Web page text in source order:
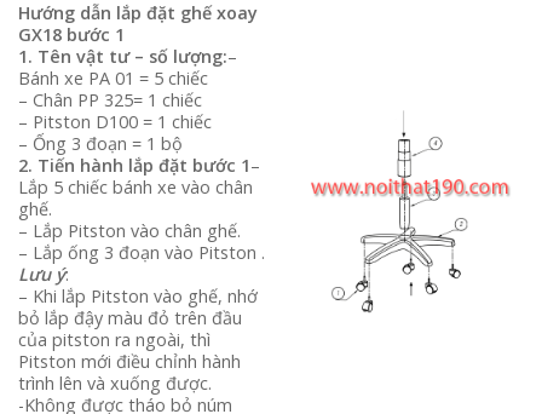
Hướng dẫn lắp đặt ghế xoay
GX18 bước 1
1. Tên vật tư – số lượng:–
Bánh xe PA 01 = 5 chiếc
– Chân PP 325= 1 chiếc
– Pitston D100 = 1 chiếc
– Ống 3 đoạn = 1 bộ
2. Tiến hành lắp đặt bước 1–
Lắp 5 chiếc bánh xe vào chân
ghế.
– Lắp Pitston vào chân ghế.
– Lắp ống 3 đoạn vào Pitston .
Lưu ý:
– Khi lắp Pitston vào ghế, nhớ
bỏ lắp đậy màu đỏ trên đầu
của pitston ra ngoài, thì
Pitston mới điều chỉnh hành
trình lên và xuống được.
-Không được tháo bỏ núm